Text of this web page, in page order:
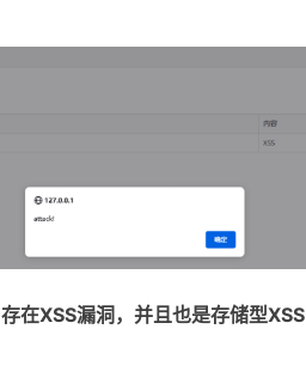
存在XSS漏洞，并且也是存储型XSS